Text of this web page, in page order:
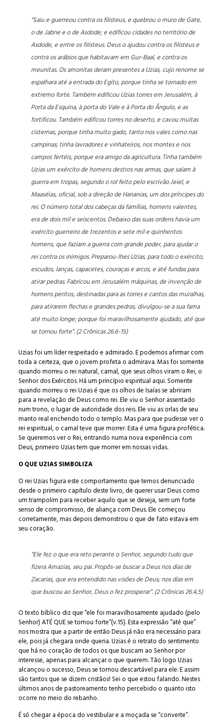
“Saiu e guerreou contra os filisteus, e quebrou o muro de Gate,
o de Jabne e o de Asdode; e edificou cidades no território de
Asdode, e entre os filisteus. Deus o ajudou contra os filisteus e
contra os arábios que habitavam em Gur-Baal, e contra os
meunitas. Os amonitas deram presentes a Uzias, cujo renome se
espalhara até a entrada do Egito, porque tinha se tornado em
extremo forte. Também edificou Uzias torres em Jerusalém, à
Porta da Esquina, à porta do Vale e à Porta do Ângulo, e as
fortificou. Também edificou torres no deserto, e cavou muitas
cisternas, porque tinha muito gado, tanto nos vales como nas
campinas; tinha lavradores e vinhateiros, nos montes e nos
campos fertéis, porque era amigo da agricultura. Tinha também
Uzias um exército de homens destros nas armas, que saíam à
guerra em tropas, segundo o rol feito pelo escrivão Jeiel, e
Maaséias, oficial, sob a direção de Hananias, um dos príncipes do
rei. O número total dos cabeças da famílias, homens valentes,
era de dois mil e seiscentos. Debaixo das suas ordens havia um
exército guerreiro de trezentos e sete mil e quinhentos
homens, que faziam a guerra com grande poder, para ajudar o
rei contra os inimigos. Preparou-lhes Uzias, para todo o exército,
escudos, lanças, capacetes, couraças e arcos, e até fundas para
atirar pedras. Fabricou em Jerusalém máquinas, de invenção de
homens peritos, destinadas para as torres e cantos das muralhas,
para atirarem flechas e grandes pedras; divulgou-se a sua fama
até muito longe; porque foi maravilhosamente ajudado, até que
se tornou forte”. (2 Crônicas 26.6-15)
Uzias foi um líder respeitado e admirado. E podemos afirmar com
toda a certeza, que o jovem profeta o admirava. Mas foi somente
quando morreu o rei natural, carnal, que seus olhos viram o Rei, o
Senhor dos Exércitos. Há um princípio espiritual aqui. Somente
quando morreu o rei Uzias é que os olhos de Isaías se abriram
para a revelação de Deus como rei. Ele viu o Senhor assentado
num trono, o lugar de autoridade dos reis. Ele viu as orlas de seu
manto real enchendo todo o templo. Mas para que pudesse ver o
rei espiritual, o carnal teve que morrer. Esta é uma figura profética.
Se queremos ver o Rei, entrando numa nova experiência com
Deus, primeiro Uzias tem que morrer em nossas vidas.
O QUE UZIAS SIMBOLIZA
O rei Uzias figura este comportamento que temos denunciado
desde o primeiro capítulo deste livro, de querer usar Deus como
um trampolim para receber aquilo que se deseja, sem um forte
senso de compromisso, de aliança com Deus. Ele começou
corretamente, mas depois demonstrou o que de fato estava em
seu coração.
“Ele fez o que era reto perante o Senhor, segundo tudo que
fizera Amazias, seu pai. Propôs-se buscar a Deus nos dias de
Zacarias, que era entendido nas visões de Deus; nos dias em
que buscou ao Senhor, Deus o fez prosperar”. (2 Crônicas 26.4,5)
O texto bíblico diz que “ele foi maravilhosamente ajudado (pelo
Senhor) ATÉ QUE se tornou forte”(v.15). Esta expressão “até que”
nos mostra que a partir de então Deus já não era necessário para
ele, pois já chegara onde queria. Uzias é o retrato do sentimento
que há no coração de todos os que buscam ao Senhor por
interesse, apenas para alcançar o que querem. Tão logo Uzias
alcançou o sucesso, Deus se tornou descartável para ele. E assim
são tantos que se dizem cristãos! Sei o que estou falando. Nestes
últimos anos de pastoreamento tenho percebido o quanto isto
ocorre no meio do rebanho.
É só chegar a época do vestibular e a moçada se “converte”.